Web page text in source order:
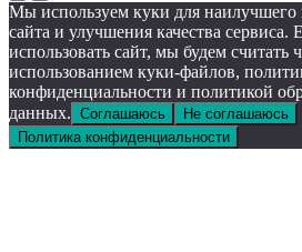
Мы используем куки для наилучшего
сайта и улучшения качества
использовать сайт, мы будем считать
использованием куки-файлов,
конфиденциальности и политикой
данных. Соглашаюсь
Не соглашаюсь
Политика конфиденциальности